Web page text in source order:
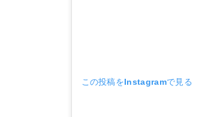
この投稿をInstagramで見る